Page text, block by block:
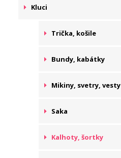
Kluci
Trička, košile
Bundy, kabátky
Mikiny, svetry, vesty
Saka
Kalhoty, šortky